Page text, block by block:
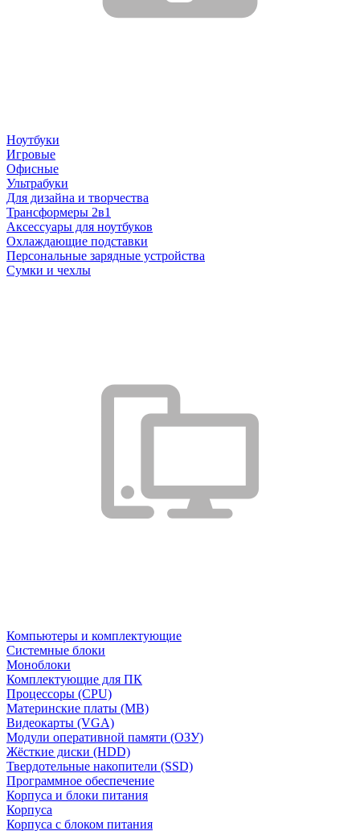
Ноутбуки
Игровые
Офисные
Ультрабуки
Для дизайна и творчества
Трансформеры 2в1
Аксессуары для ноутбуков
Охлаждающие подставки
Персональные зарядные устройства
Сумки и чехлы
Компьютеры и комплектующие
Системные блоки
Моноблоки
Комплектующие для ПК
Процессоры (CPU)
Материнские платы (MB)
Видеокарты (VGA)
Модули оперативной памяти (ОЗУ)
Жёсткие диски (HDD)
Твердотельные накопители (SSD)
Программное обеспечение
Корпуса и блоки питания
Корпуса
Корпуса с блоком питания